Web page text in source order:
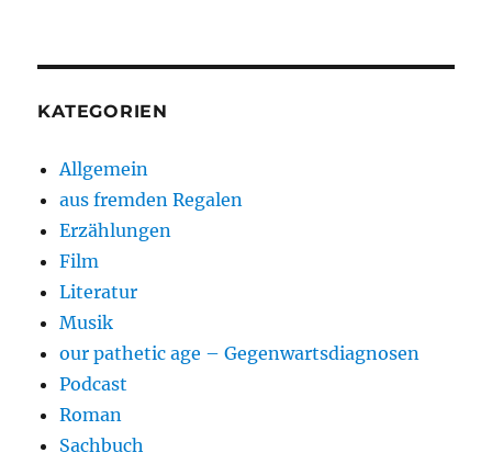
KATEGORIEN
Allgemein
aus fremden Regalen
Erzählungen
Film
Literatur
Musik
our pathetic age – Gegenwartsdiagnosen
Podcast
Roman
Sachbuch